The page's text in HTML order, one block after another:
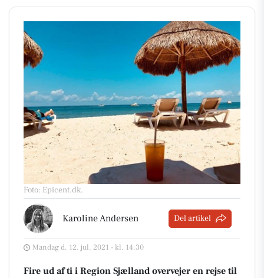
Foto: Epicent.dk.
Karoline Andersen Del artikel
Mandag d. 12. jul. 2021 - kl. 14:30
Fire ud af ti i Region Sjælland overvejer en rejse til